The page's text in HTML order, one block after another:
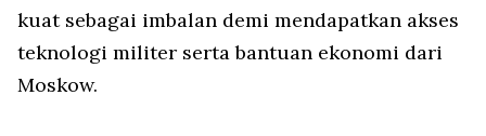
kuat sebagai imbalan demi mendapatkan akses
teknologi militer serta bantuan ekonomi dari
Moskow.